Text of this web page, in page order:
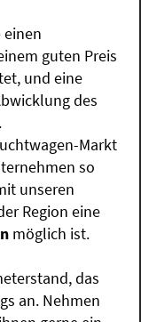
einen
guten Preis
und eine
des
Markt
so
unseren
Region eine
möglich ist.
das
an. Nehmen